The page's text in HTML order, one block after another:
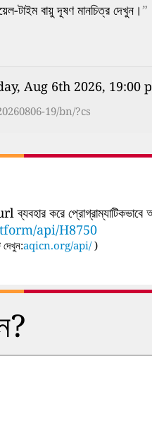
টাইম বায়ু দূষণ মানচিত্র দেখুন।”
Aug 6th 2026, 19:00
19/bn/?cs
করে প্রোগ্রাম্যাটিকভাবে
api/H8750
aqicn.org/api/ )